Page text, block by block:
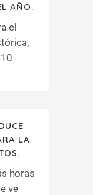
AÑO.
el
LA
horas
ve